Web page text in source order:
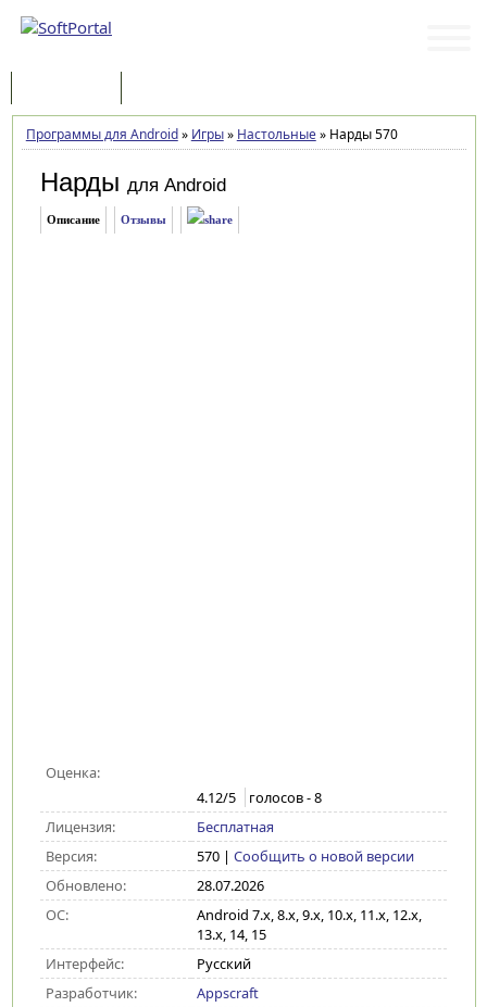
Программы для Android» Игры» Настольные»Нарды 570
Нарды для Android
Описание Отзывы
Оценка:
4.12/5 голосов -8
Лицензия:
Бесплатная
Версия:
570| Сообщить о новой версии
Обновлено:
28.07.2026
ОС:
Android 7.x, 8.x, 9.x, 10.x, 11.x, 12.x,
13.x, 14, 15
Интерфейс:
Русский
Разработчик:
Appscraft